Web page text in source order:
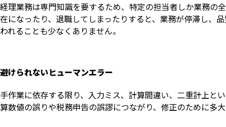
経理業務は専門知識を要するため、特定の担当者しか業務の
在になったり、退職してしまったりすると、業務が停滞し、
われることも少なくありません。
避けられないヒューマンエラー
手作業に依存する限り、入力ミス、計算間違い、二重計上と
算数値の誤りや税務申告の誤謬につながり、修正のために多